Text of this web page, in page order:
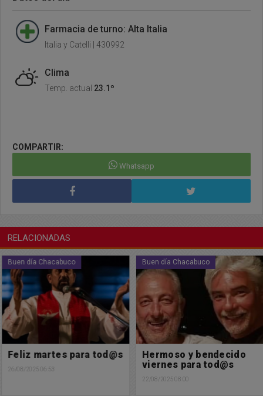
Farmacia de turno: Alta Italia
Italia y Catelli | 430992
Clima
Temp. actual 23.1º
COMPARTIR:
Whatsapp
RELACIONADAS
Buen día Chacabuco
Feliz martes para tod@s
26/08/2025 06:53
Buen día Chacabuco
Hermoso y bendecido
viernes para tod@s
22/08/2025 08:00